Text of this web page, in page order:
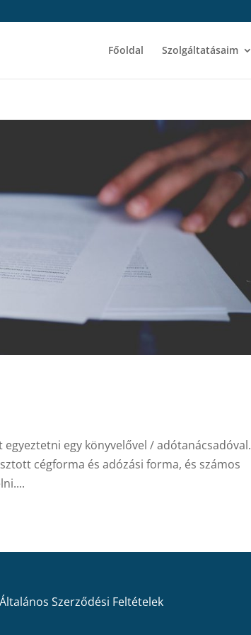
Főoldal Szolgáltatásaim
egy könyvelővel / adótanácsadóval.
cégforma és adózási forma, és számos
Általános Szerződési Feltételek